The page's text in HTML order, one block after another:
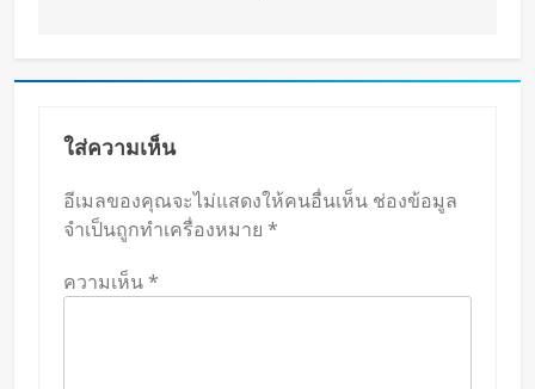
ใส่ความเห็น
อีเมลของคุณจะไม่แสดงให้คนอื่นเห็น ช่องข้อมูล
จำเป็นถูกทำเครื่องหมาย *
ความเห็น*